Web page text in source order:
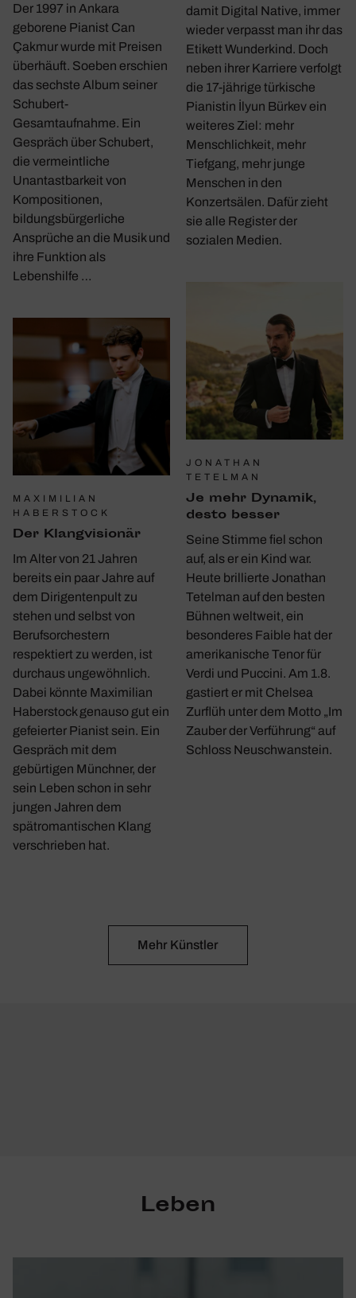
Der 1997 in Ankara
geborene Pianist Can
Çakmur wurde mit Preisen
überhäuft. Soeben erschien
das sechste Album seiner
Schubert-
Gesamtaufnahme. Ein
Gespräch über Schubert,
die vermeintliche
Unantastbarkeit von
Kompositionen,
bildungsbürgerliche
Ansprüche an die Musik und
ihre Funktion als
Lebenshilfe …
MAXIMILIAN
HABERSTOCK
Der Klang­vi­sionär
Im Alter von 21 Jahren
bereits ein paar Jahre auf
dem Dirigentenpult zu
stehen und selbst von
Berufsorchestern
respektiert zu werden, ist
durchaus ungewöhnlich.
Dabei könnte Maximilian
Haberstock genauso gut ein
gefeierter Pianist sein. Ein
Gespräch mit dem
gebürtigen Münchner, der
sein Leben schon in sehr
jungen Jahren dem
spätromantischen Klang
verschrieben hat.
damit Digital Native, immer
wieder verpasst man ihr das
Etikett Wunderkind. Doch
neben ihrer Karriere verfolgt
die 17-jährige türkische
Pianistin İlyun Bürkev ein
weiteres Ziel: mehr
Menschlichkeit, mehr
Tiefgang, mehr junge
Menschen in den
Konzertsälen. Dafür zieht
sie alle Register der
sozialen Medien.
JONATHAN
TETELMAN
Je mehr Dynamik,
desto besser
Seine Stimme fiel schon
auf, als er ein Kind war.
Heute brillierte Jonathan
Tetelman auf den besten
Bühnen weltweit, ein
besonderes Faible hat der
amerikanische Tenor für
Verdi und Puccini. Am 1.8.
gastiert er mit Chelsea
Zurflüh unter dem Motto „Im
Zauber der Verführung“ auf
Schloss Neuschwanstein.
Mehr Künstler
Leben